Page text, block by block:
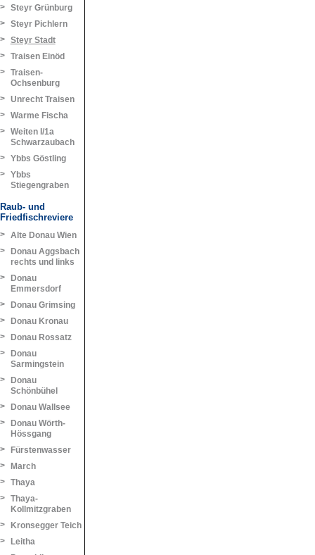
> Steyr Grünburg
> Steyr Pichlern
> Steyr Stadt
> Traisen Einöd
> Traisen-
Ochsenburg
> Unrecht Traisen
> Warme Fischa
> Weiten I/1a
Schwarzaubach
> Ybbs Göstling
> Ybbs
Stiegengraben
Raub- und
Friedfischreviere
> Alte Donau Wien
>
Donau Aggsbach
rechts und links
>
Donau
Emmersdorf
>
Donau Grimsing
>
Donau Kronau
>
Donau Rossatz
>
Donau
Sarmingstein
>
Donau
Schönbühel
>
Donau Wallsee
>
Donau Wörth-
Hössgang
>
Fürstenwasser
>
March
> Thaya
> Thaya-
Kollmitzgraben
>
Kronsegger Teich
>
Leitha